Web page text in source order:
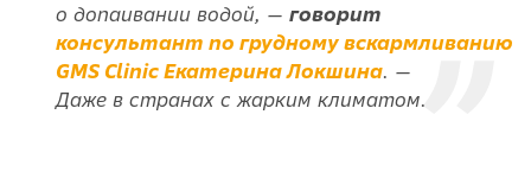
о допаивании водой, — говорит
консультант по грудному вскармливанию
GMS Clinic Екатерина Локшина. —
Даже в странах с жарким климатом.